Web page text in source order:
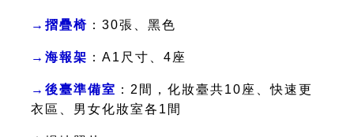
→摺疊椅 ：30張、黑色
→海報架 ：A1尺寸、4座
→後臺準備室 ：2間，化妝臺共10座、快速更
衣區、男女化妝室各1間